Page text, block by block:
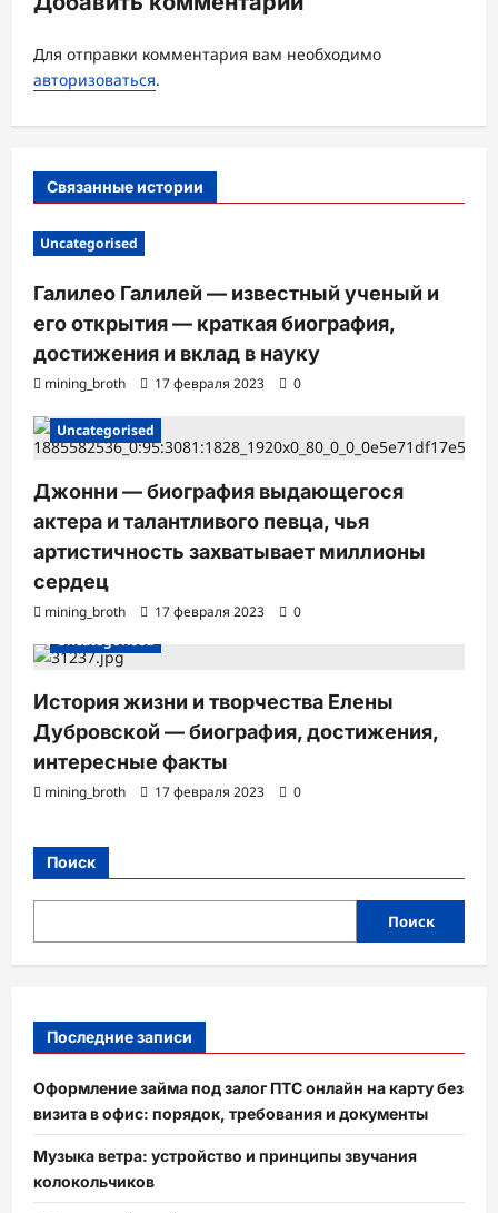
з
а
п
и
Для отправки комментария вам необходимо
авторизоваться.
Связанные истории
Uncategorised
Галилео Галилей — известный ученый и
его открытия — краткая биография,
достижения и вклад в науку
mining_broth 17 февраля 2023 0
Uncategorised
Джонни — биография выдающегося
актера и талантливого певца, чья
артистичность захватывает миллионы
сердец
mining_broth 17 февраля 2023
0
Uncategorised
История жизни и творчества Елены
Дубровской — биография, достижения,
интересные факты
mining_broth 17 февраля 2023 0
Поиск
Поиск
Последние записи
Оформление займа под залог ПТС онлайн на карту без
визита в офис: порядок, требования и документы
Музыка ветра: устройство и принципы звучания
колокольчиков